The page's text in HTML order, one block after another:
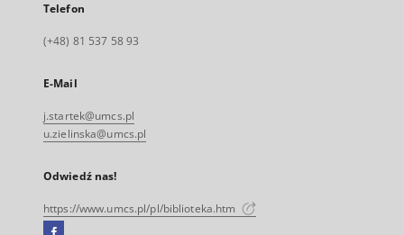
Telefon
(+48) 81 537 58 93
E-Mail
j.startek@umcs.pl
u.zielinska@umcs.pl
Odwiedź nas!
https://www.umcs.pl/pl/biblioteka.htm
Facebook